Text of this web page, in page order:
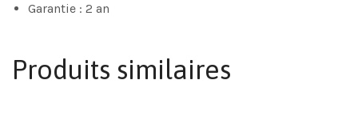
Garantie : 2 an
Produits similaires